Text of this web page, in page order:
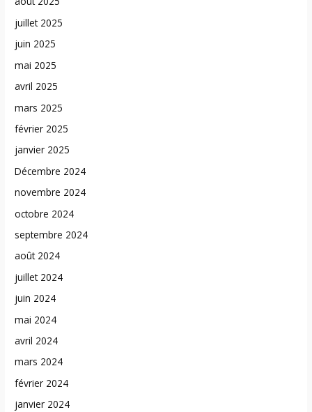
juillet 2025
juin 2025
mai 2025
avril 2025
mars 2025
février 2025
janvier 2025
Décembre 2024
novembre 2024
octobre 2024
septembre 2024
août 2024
juillet 2024
juin 2024
mai 2024
avril 2024
mars 2024
février 2024
janvier 2024